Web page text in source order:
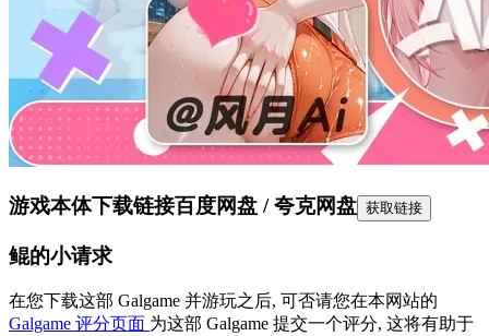
游戏本体下载链接百度网盘 / 夸克网盘 获取链接
鲲的小请求
在您下载这部 Galgame 并游玩之后, 可否请您在本网站的
Galgame 评分页面 为这部 Galgame 提交一个评分, 这将有助于